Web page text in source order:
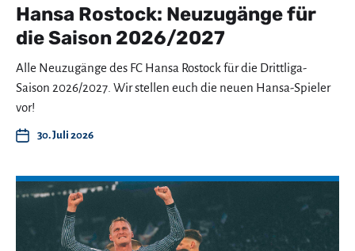
Hansa Rostock: Neuzugänge für
die Saison 2026/2027
Alle Neuzugänge des FC Hansa Rostock für die Drittliga-
Saison 2026/2027. Wir stellen euch die neuen Hansa-Spieler
vor!
30. Juli 2026